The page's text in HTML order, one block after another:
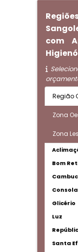
com
Região
Zona
Zona
Bom
Glicério
Luz
Santa